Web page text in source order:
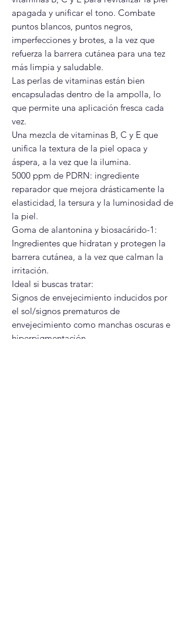
apagada y unificar el tono. Combate
puntos blancos, puntos negros,
imperfecciones y brotes, a la vez que
refuerza la barrera cutánea para una tez
más limpia y saludable.
Las perlas de vitaminas están bien
encapsuladas dentro de la ampolla, lo
que permite una aplicación fresca cada
vez.
Una mezcla de vitaminas B, C y E que
unifica la textura de la piel opaca y
áspera, a la vez que la ilumina.
5000 ppm de PDRN: ingrediente
reparador que mejora drásticamente la
elasticidad, la tersura y la luminosidad de
la piel.
Goma de alantonina y biosacárido-1:
Ingredientes que hidratan y protegen la
barrera cutánea, a la vez que calman la
irritación.
Ideal si buscas tratar:
Signos de envejecimiento inducidos por
el sol/signos prematuros de
envejecimiento como manchas oscuras e
hiperpigmentación